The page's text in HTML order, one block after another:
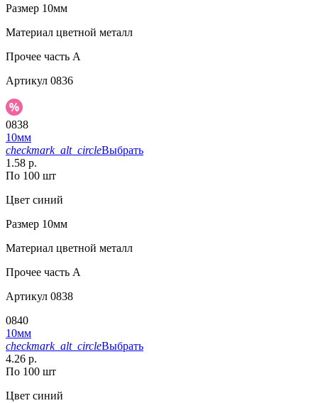
Размер 10мм
Материал цветной металл
Прочее часть A
Артикул 0836
0838
10мм
checkmark_alt_circleВыбрать
1.58 р.
По 100 шт
Цвет синий
Размер 10мм
Материал цветной металл
Прочее часть A
Артикул 0838
0840
10мм
checkmark_alt_circleВыбрать
4.26 р.
По 100 шт
Цвет синий